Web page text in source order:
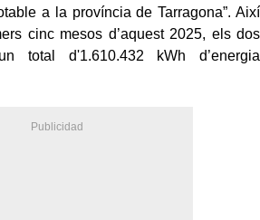
a la província de Tarragona”. Així
cinc mesos d’aquest 2025, els dos
total d'1.610.432 kWh d’energia